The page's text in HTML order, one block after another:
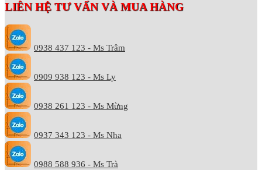
LIÊN HỆ TƯ VẤN VÀ MUA HÀNG
0938 437 123 - Ms Trâm
0909 938 123 - Ms Ly
0938 261 123 - Ms Mừng
0937 343 123 - Ms Nha
0988 588 936 - Ms Trà